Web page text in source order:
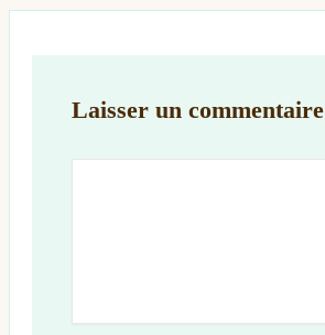
Laisser un commentaire